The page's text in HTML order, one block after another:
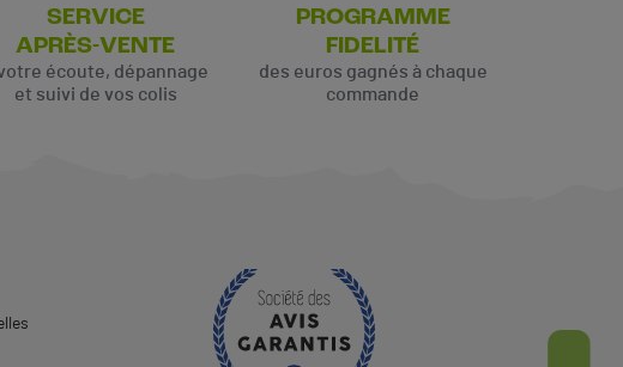
SERVICE
APRÈS-VENTE
écoute, dépannage
et suivi de vos colis
PROGRAMME
FIDELITÉ
des euros gagnés à chaque
commande